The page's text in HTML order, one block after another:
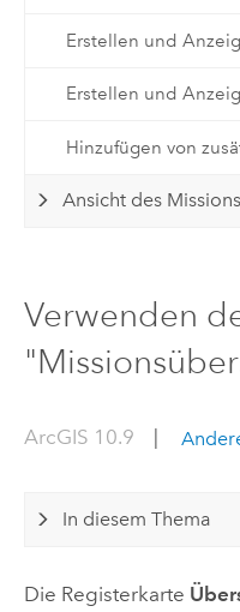
Erstellen und
Erstellen und
Hinzufügen von
Ansicht des
Verwenden
ArcGIS 10.9
In diesem Thema
Die Registerkarte